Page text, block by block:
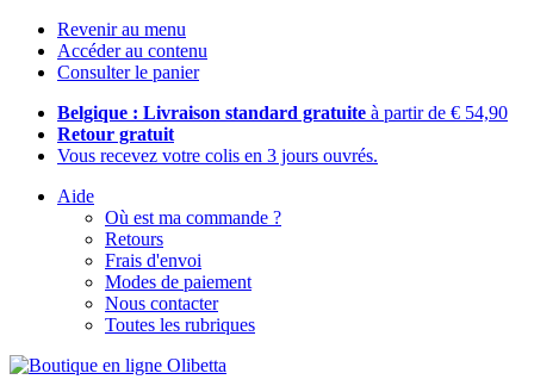
Revenir au menu
Accéder au contenu
Consulter le panier
Belgique : Livraison standard gratuite à partir de € 54,90
Retour gratuit
Vous recevez votre colis en 3 jours ouvrés.
Aide
Où est ma commande ?
Retours
Frais d'envoi
Modes de paiement
Nous contacter
Toutes les rubriques